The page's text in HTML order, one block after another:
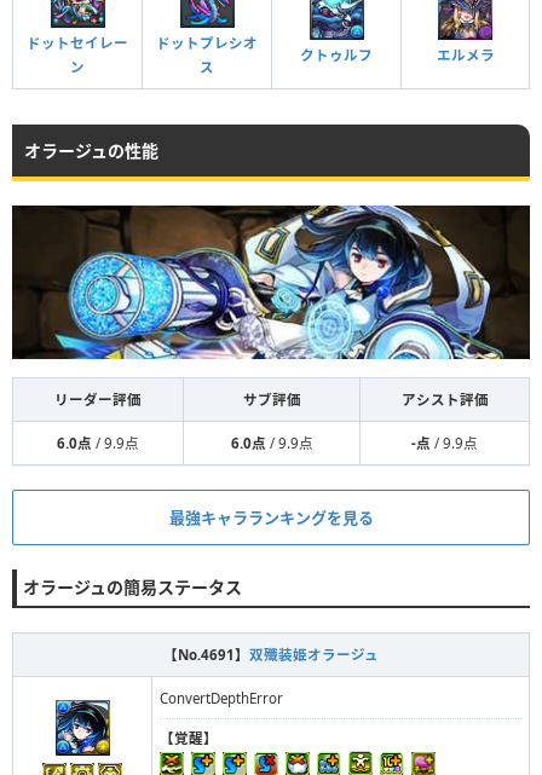
ドットセイレー
ン
ドットプレシオ
ス
クトゥルフ エルメラ
オラージュの性能
リーダー評価 サブ評価 アシスト評価
6.0点 / 9.9点 6.0点 / 9.9点 -点 / 9.9点
最強キャラランキングを見る
オラージュの簡易ステータス
【No.4691】 双殲装姫オラージュ
ConvertDepthError
【覚醒】